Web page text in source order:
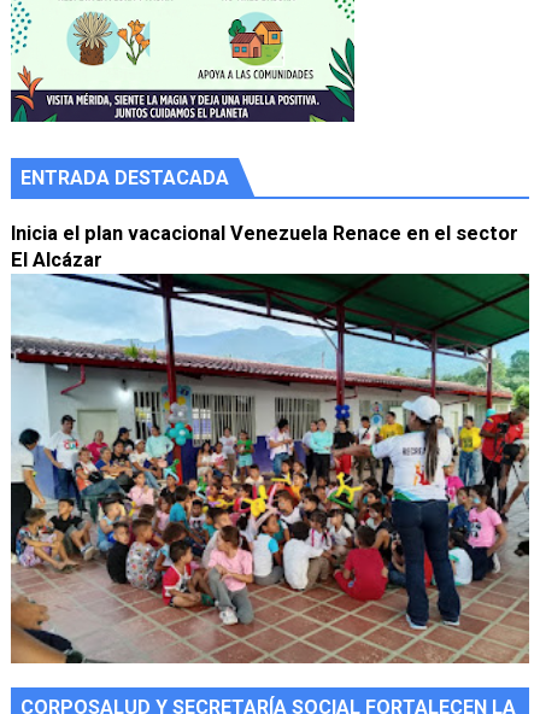
ENTRADA DESTACADA
Inicia el plan vacacional Venezuela Renace en el sector
El Alcázar
CORPOSALUD Y SECRETARÍA SOCIAL FORTALECEN LA